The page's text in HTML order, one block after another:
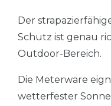
Der
Schutz ist genau
Outdoor-Bereich.
Die Meterware
wetterfester